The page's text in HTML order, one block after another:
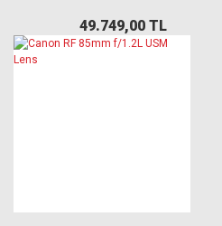
49.749,00 TL